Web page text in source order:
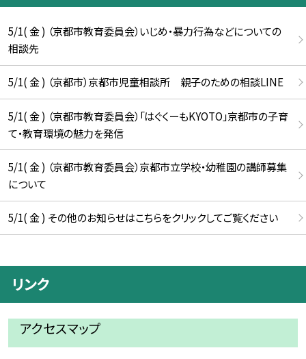
5/1( 金 ) （京都市教育委員会）いじめ・暴力行為などについての
相談先
5/1( 金 ) （京都市）京都市児童相談所 親子のための相談LINE
5/1( 金 ) （京都市教育委員会）「はぐくーもKYOTO」京都市の子育
て・教育環境の魅力を発信
5/1( 金 ) （京都市教育委員会）京都市立学校・幼稚園の講師募集
について
5/1( 金 ) その他のお知らせはこちらをクリックしてご覧ください
リンク
アクセスマップ